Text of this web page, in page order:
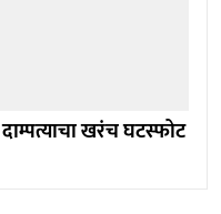
खरंच घटस्फोट